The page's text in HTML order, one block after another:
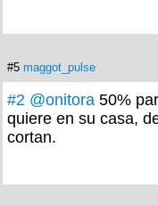
#5 maggot_pulse
#2 @onitora 50%
quiere en su casa,
cortan.